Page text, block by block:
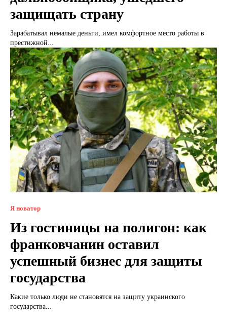
защищать страну
Зарабатывал немалые деньги, имел комфортное место работы в
престижной...
Я новатор
Из гостиницы на полигон: как
франковчанин оставил
успешный бизнес для защиты
государства
Какие только люди не становятся на защиту украинского
государства...